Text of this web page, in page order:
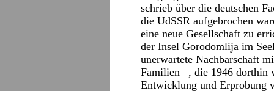
schrieb über die deutschen
die UdSSR aufgebrochen
eine neue Gesellschaft zu
der Insel Gorodomlija im
unerwartete Nachbarschaft
Familien –, die 1946 dorthin
Entwicklung und Erprobung